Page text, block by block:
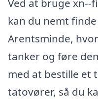
Ved at bruge
kan du nemt
Arentsminde,
tanker og føre
med at bestille et
tatovører, så du